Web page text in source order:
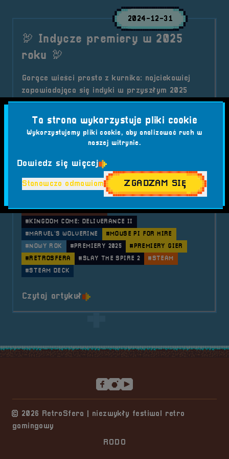
2024-12-31
🦃 Indycze premiery w 2025
roku 🦃
Gorące wieści prosto z kurnika: najciekawiej
zapowiadająca się indyki w przyszłym 2025
roku! Nie możesz tego przegapić!
Kategorie wpisu: Aktualności
Tagi: #2025 #AVOWED
#CAIRN
#CLAIR OBSCUR EXPEDITION 33
#DEATH STRANDING 2
#DOOM: THE DARK AGES
#GHOST OF YOTEI
#GRY INDIE 2025
#GRY OCZEKIWANE 2025
#HOLLOW KNIGHT SILKSONG
#INDIE GAMES
#JUDAS
#KINGDOM COME: DELIVERANCE II
#MARVEL’S WOLVERINE
#MOUSE PI FOR HIRE
#NOWY ROK
#PREMIERY 2025
#PREMIERY GIER
#RETROSFERA
#SLAY THE SPIRE 2
#STEAM
#STEAM DECK
Czytaj artykuło tytule 🦃 Indycze premiery w
© 2026 RetroSfera | niezwykły festiwal retro
gamingowy
RODO
Ta strona wykorzystuje pliki cookie
Wykorzystujemy pliki cookie, aby analizować ruch w
naszej witrynie.
Dowiedz się więcej
Stanowczo odmawiam ZGADZAM SIĘ